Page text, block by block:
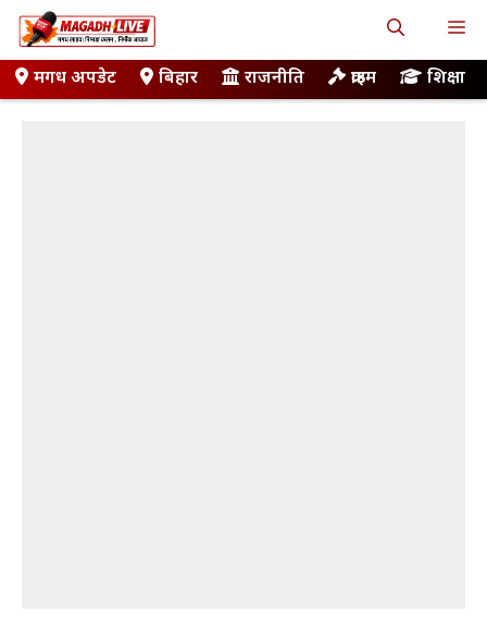
Skip
to
contentमगध अपडेट बिहार राजनीति क्राइम शिक्षा